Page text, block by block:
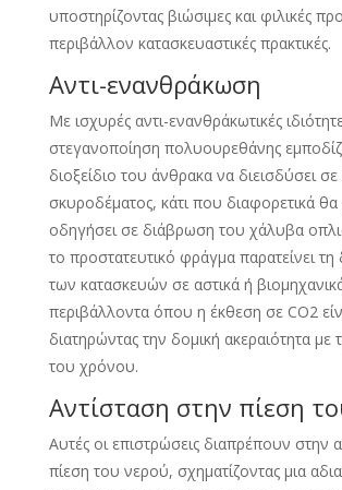
υποστηρίζοντας βιώσιμες και φιλικές
περιβάλλον κατασκευαστικές πρακτικές.
Αντι-ενανθράκωση
Με ισχυρές αντι-ενανθράκωτικές
στεγανοποίηση πολυουρεθάνης
διοξείδιο του άνθρακα να διεισδύσει σε
σκυροδέματος, κάτι που διαφορετικά
οδηγήσει σε διάβρωση του χάλυβα
το προστατευτικό φράγμα παρατείνει τη
των κατασκευών σε αστικά ή
περιβάλλοντα όπου η έκθεση σε CO2
διατηρώντας την δομική ακεραιότητα
του χρόνου.
Αντίσταση στην πίεση
Αυτές οι επιστρώσεις διαπρέπουν στην
πίεση του νερού, σχηματίζοντας μια